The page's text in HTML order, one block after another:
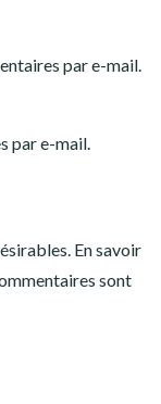
par e-mail.
par e-mail.
En savoir
sont